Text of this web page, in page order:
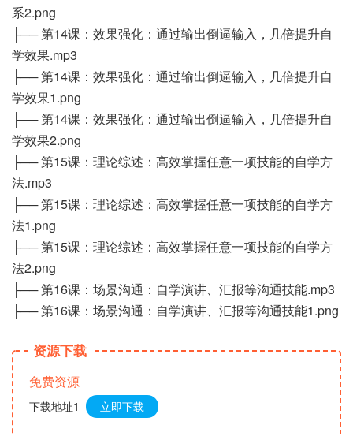
系2.png
├── 第14课：效果强化：通过输出倒逼输入，几倍提升自
学效果.mp3
├── 第14课：效果强化：通过输出倒逼输入，几倍提升自
学效果1.png
├── 第14课：效果强化：通过输出倒逼输入，几倍提升自
学效果2.png
├── 第15课：理论综述：高效掌握任意一项技能的自学方
法.mp3
├── 第15课：理论综述：高效掌握任意一项技能的自学方
法1.png
├── 第15课：理论综述：高效掌握任意一项技能的自学方
法2.png
├── 第16课：场景沟通：自学演讲、汇报等沟通技能.mp3
├── 第16课：场景沟通：自学演讲、汇报等沟通技能1.png
资源下载
免费资源
下载地址1 立即下载